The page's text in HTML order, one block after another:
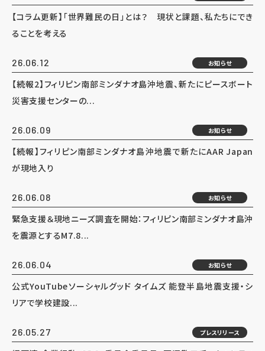
【コラム更新】「世界難民の日」とは？ 現状と課題、私たちにでき
ることを考える
26.06.12 お知らせ
【続報2】フィリピン南部ミンダナオ島沖地震、新たにピースボート
災害支援センターの...
26.06.09 お知らせ
【続報】フィリピン南部ミンダナオ島沖地震で新たにAAR Japan
が現地入り
26.06.08 お知らせ
緊急支援＆現地ニーズ調査を開始：フィリピン南部ミンダナオ島沖
を震源とするM7.8...
26.06.04 お知らせ
公式YouTubeソーシャルグッド タイムズ 能登半島地震支援・シ
リアで学校建設...
26.05.27 プレスリリース